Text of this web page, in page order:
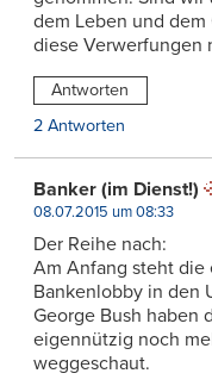
dem Leben und
diese Verwerfungen
Antworten
2 Antworten
Banker (im Dienst!)
08.07.2015 um 08:33
Der Reihe nach:
Am Anfang steht
Bankenlobby in den
George Bush haben
eigennützig noch
weggeschaut.